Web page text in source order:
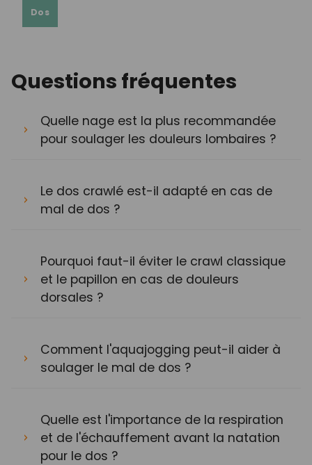
Dos
Questions fréquentes
Quelle nage est la plus recommandée
pour soulager les douleurs lombaires ?
Le dos crawlé est-il adapté en cas de
mal de dos ?
Pourquoi faut-il éviter le crawl classique
et le papillon en cas de douleurs
dorsales ?
Comment l'aquajogging peut-il aider à
soulager le mal de dos ?
Quelle est l'importance de la respiration
et de l'échauffement avant la natation
pour le dos ?